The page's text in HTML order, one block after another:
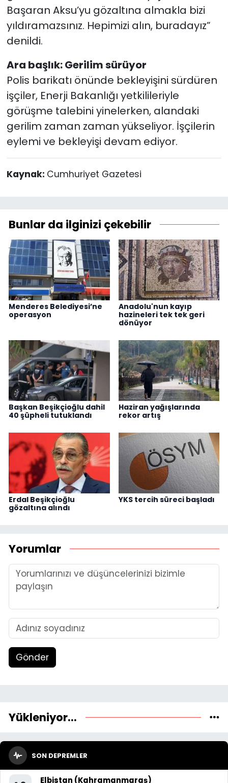
Başaran Aksu’yu gözaltına almakla bizi
yıldıramazsınız. Hepimizi alın, buradayız”
denildi.
Ara başlık: Gerilim sürüyor
Polis barikatı önünde bekleyişini sürdüren
işçiler, Enerji Bakanlığı yetkilileriyle
görüşme talebini yinelerken, alandaki
gerilim zaman zaman yükseliyor. İşçilerin
eylemi ve bekleyişi devam ediyor.
Kaynak: Cumhuriyet Gazetesi
Bunlar da ilginizi çekebilir
Menderes Belediyesi’ne
operasyon
Anadolu'nun kayıp
hazineleri tek tek geri
dönüyor
Başkan Beşikçioğlu dahil
40 şüpheli tutuklandı
Haziran yağışlarında
rekor artış
Erdal Beşikçioğlu
gözaltına alındı
YKS tercih süreci başladı
Yorumlar
Gönder
Yükleniyor...
SON DEPREMLER
Elbistan (Kahramanmaraş)